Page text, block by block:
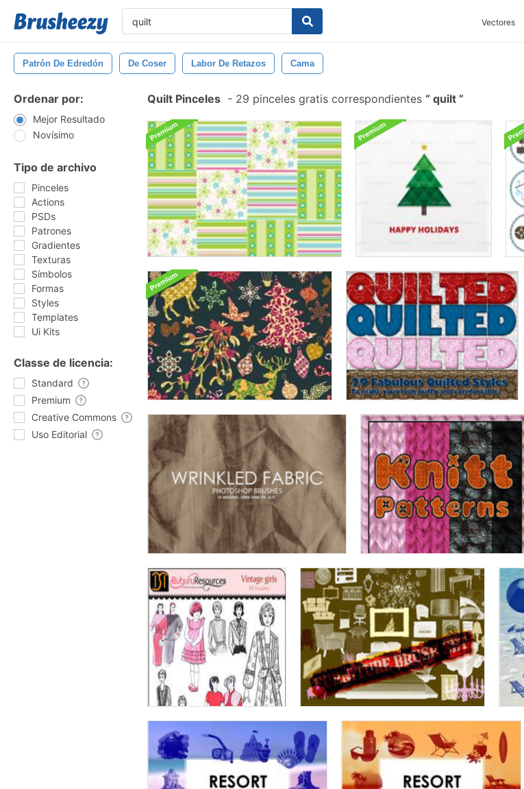
Vectores
Patrón De Edredón De Coser Labor De Retazos Cama
Ordenar por:
Mejor Resultado
Novísimo
Tipo de archivo
Pinceles
Actions
PSDs
Patrones
Gradientes
Texturas
Símbolos
Formas
Styles
Templates
Ui Kits
Classe de licencia:
Standard
Premium
Creative Commons
Uso Editorial
Quilt Pinceles - 29 pinceles gratis correspondientes quilt